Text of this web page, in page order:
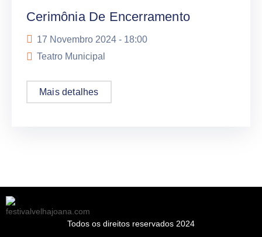
Cerimônia De Encerramento
17 Novembro 2024 - 18:00
Teatro Municipal
Mais detalhes
Todos os direitos reservados 2024